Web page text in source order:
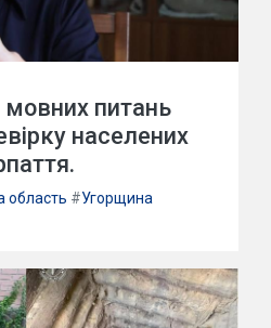
питань
населених
область #Угорщина